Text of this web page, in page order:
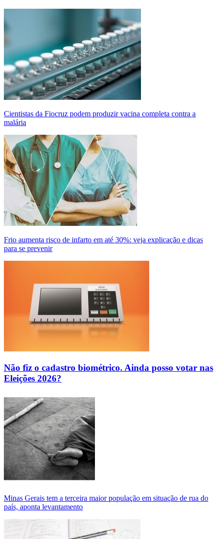
Cientistas da Fiocruz podem produzir vacina completa contra a
malária
Frio aumenta risco de infarto em até 30%: veja explicação e dicas
para se prevenir
Não fiz o cadastro biométrico. Ainda posso votar nas
Eleições 2026?
Minas Gerais tem a terceira maior população em situação de rua do
país, aponta levantamento